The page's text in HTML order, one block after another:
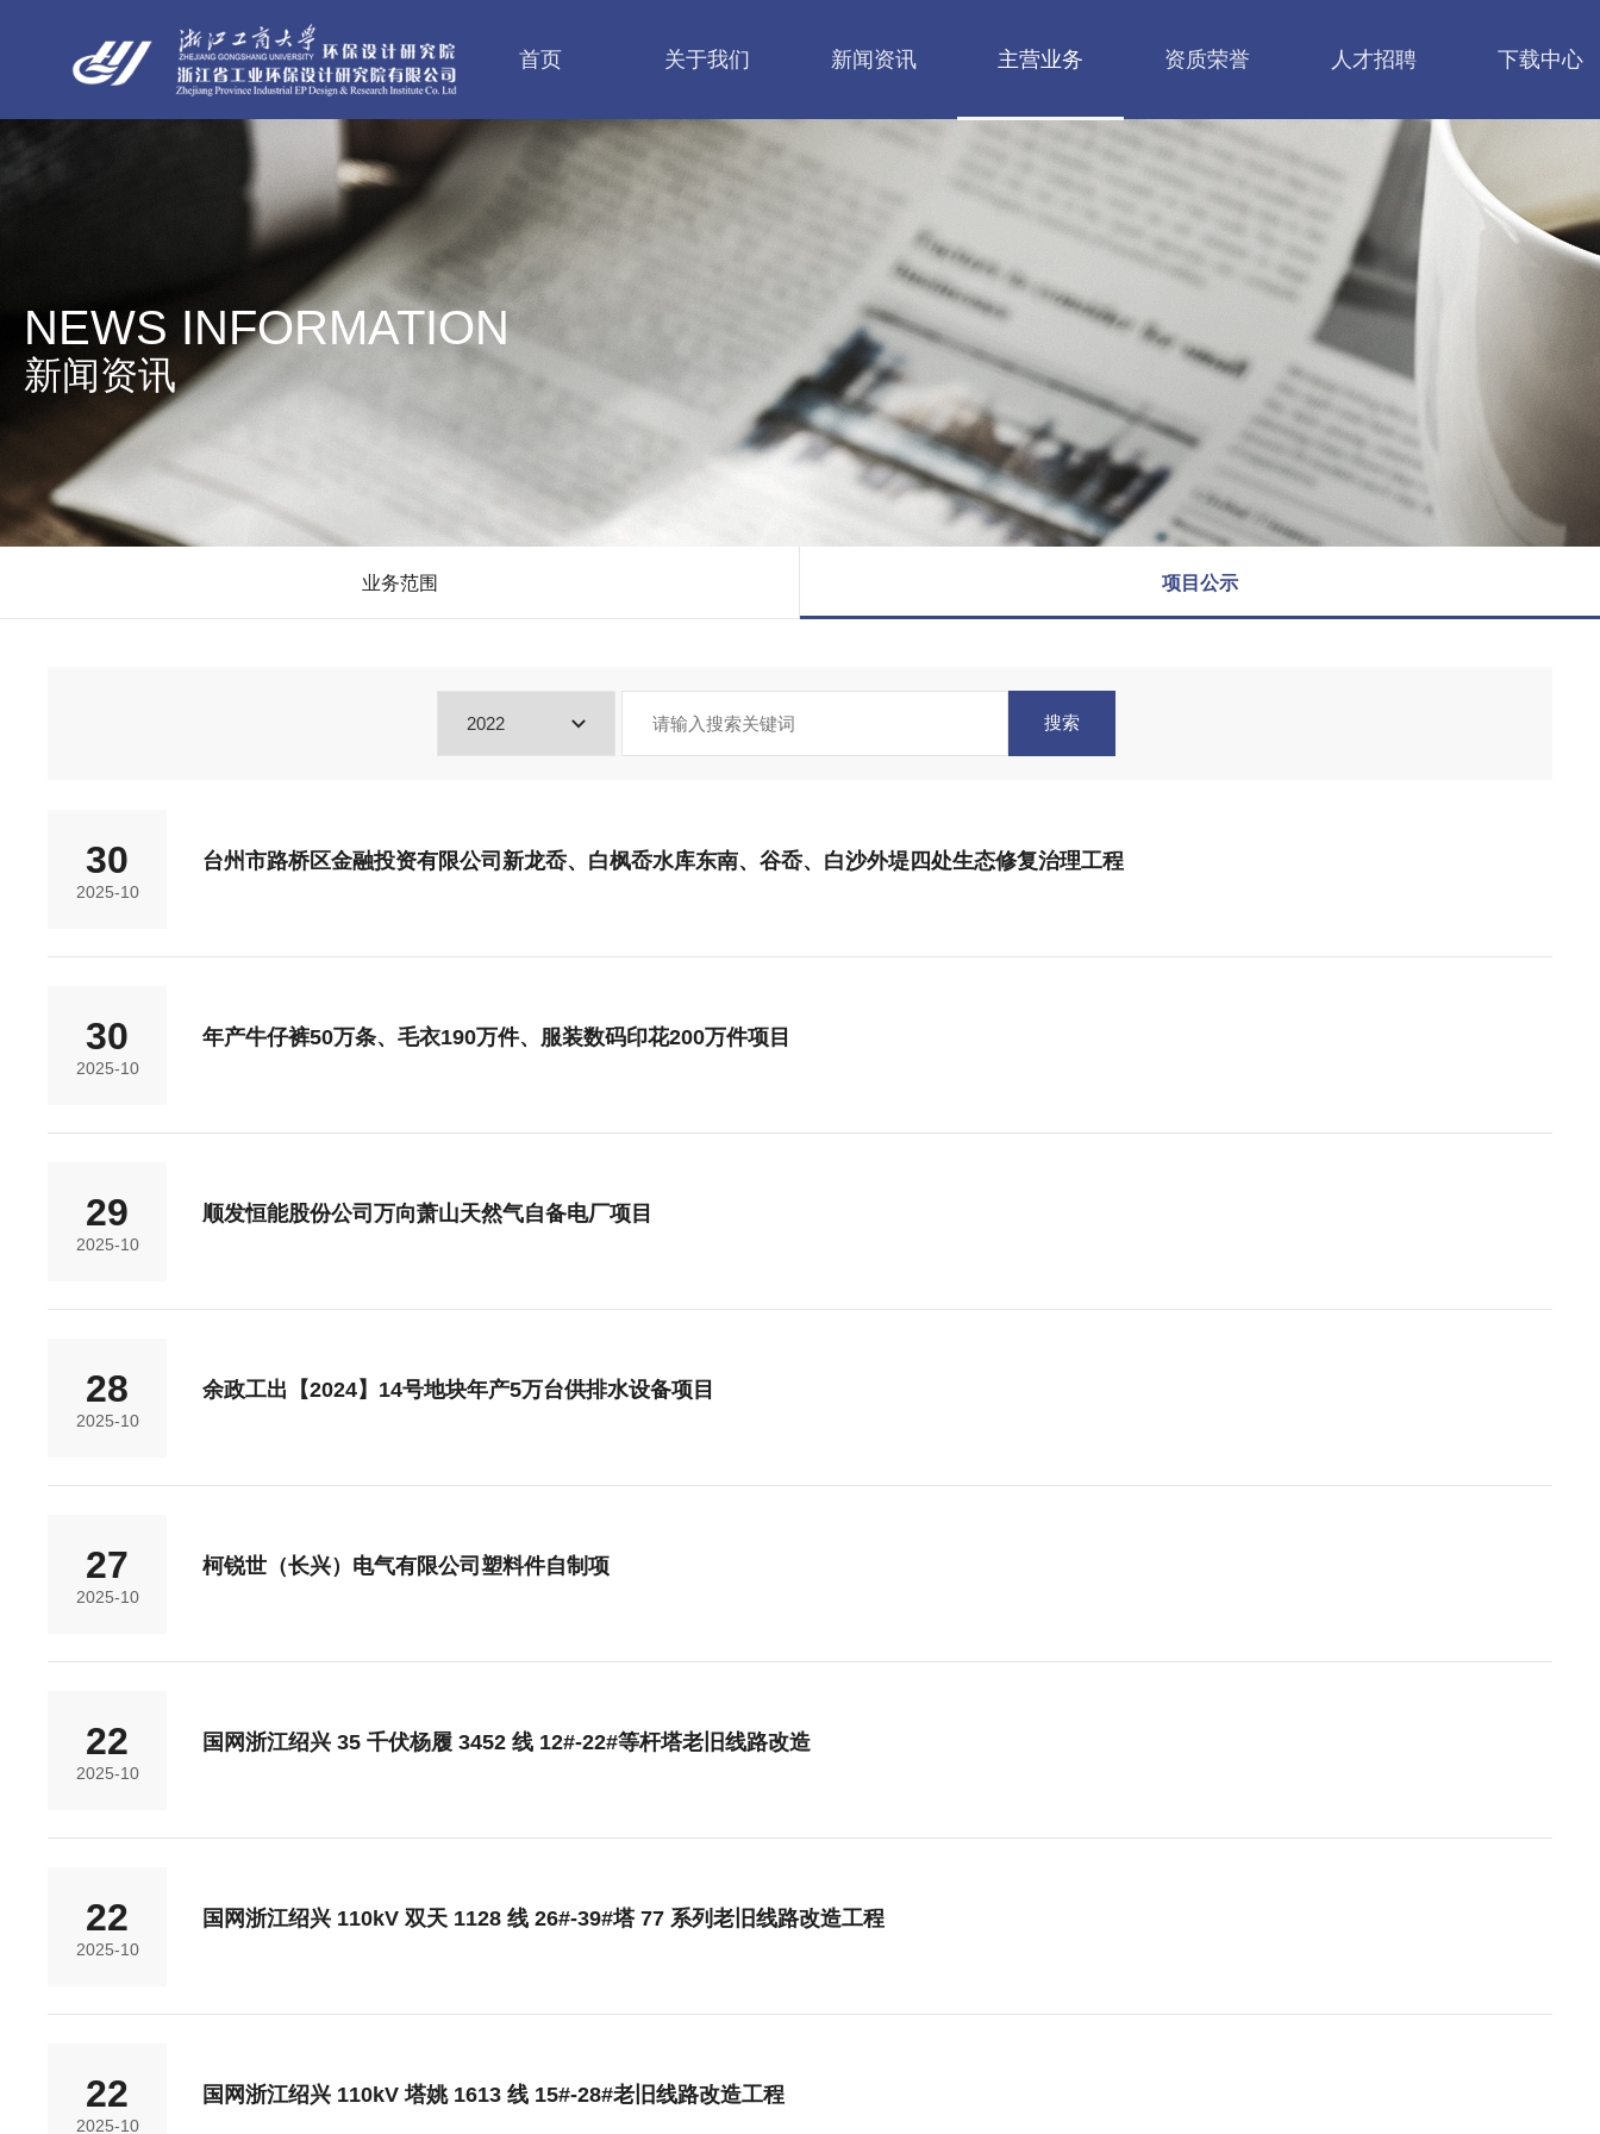
首页 关于我们 新闻资讯 主营业务 资质荣誉 人才招聘 下载中心
NEWS INFORMATION
新闻资讯
业务范围 项目公示
搜索
30
2025-10
台州市路桥区金融投资有限公司新龙岙、白枫岙水库东南、谷岙、白沙外堤四处生态修复治理工程
30
2025-10
年产牛仔裤50万条、毛衣190万件、服装数码印花200万件项目
29
2025-10
顺发恒能股份公司万向萧山天然气自备电厂项目
28
2025-10
余政工出【2024】14号地块年产5万台供排水设备项目
27
2025-10
柯锐世（长兴）电气有限公司塑料件自制项
22
2025-10
国网浙江绍兴 35 千伏杨履 3452 线 12#-22#等杆塔老旧线路改造
22
2025-10
国网浙江绍兴 110kV 双天 1128 线 26#-39#塔 77 系列老旧线路改造工程
22
2025-10
国网浙江绍兴 110kV 塔姚 1613 线 15#-28#老旧线路改造工程